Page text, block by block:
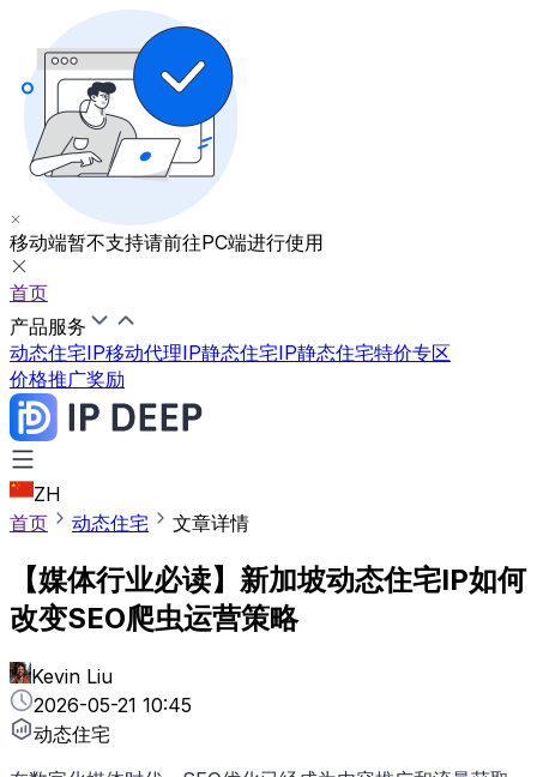
移动端暂不支持请前往PC端进行使用
首页
产品服务
动态住宅IP移动代理IP静态住宅IP静态住宅特价专区
价格推广奖励
ZH
首页
动态住宅 文章详情
【媒体行业必读】新加坡动态住宅IP如何
改变SEO爬虫运营策略
Kevin Liu
2026-05-21 10:45
动态住宅